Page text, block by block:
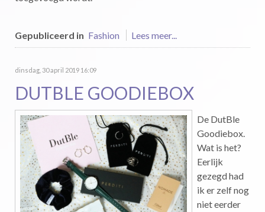
Gepubliceerd in Fashion Lees meer...
dinsdag, 30 april 2019 16:09
DUTBLE GOODIEBOX
De DutBle
Goodiebox.
Wat is het?
Eerlijk
gezegd had
ik er zelf nog
niet eerder